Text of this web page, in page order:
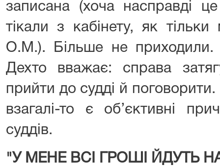
записана (хоча насправді
тікали з кабінету, як
О.М.). Більше не приходили.
Дехто вважає: справа
прийти до судді й
взагалі-то є об’єктивні
суддів.
"У МЕНЕ ВСІ ГРОШІ ЙДУТЬ